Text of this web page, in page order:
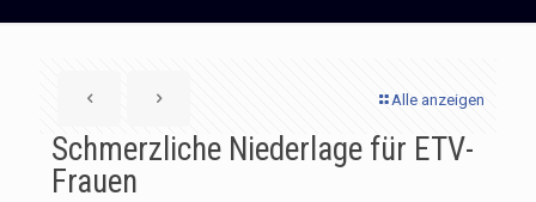
Alle anzeigen
Schmerzliche Niederlage für ETV-
Frauen